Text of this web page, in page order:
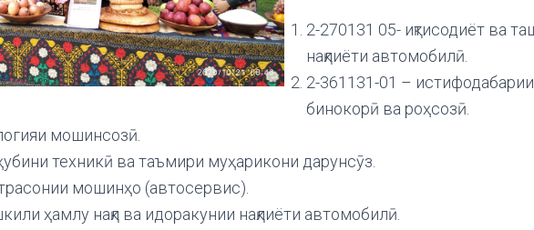
2-270131 05- иқтисодиёт ва
нақлиёти автомобилӣ.
2-361131-01 –
бинокорӣ ва роҳсозӣ.
мошинсозӣ.
техникӣ ва таъмири муҳарикони дарунсӯз.
мошинҳо (автосервис).
ҳамлу нақл ва идоракунии нақлиёти автомобилӣ.